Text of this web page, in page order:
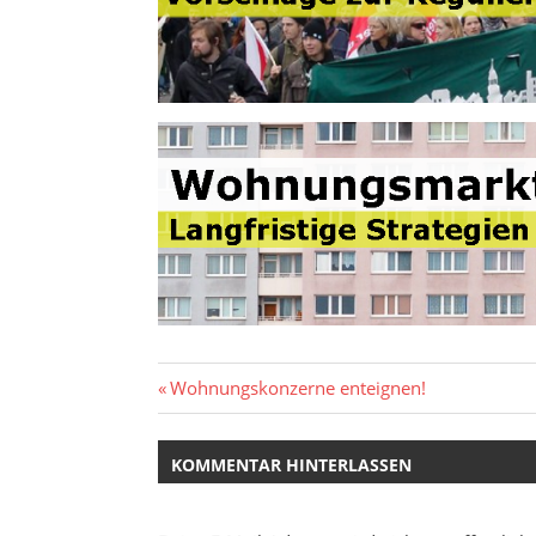
Beitragsnavigation
Vorheriger
Beitrag:
Wohnungskonzerne enteignen!
KOMMENTAR HINTERLASSEN